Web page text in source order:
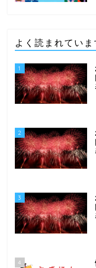
よく読まれていま
1
2
3
4